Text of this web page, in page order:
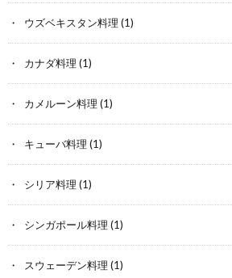
ウズベキスタン料理 (1)
カナダ料理 (1)
カメルーン料理 (1)
キューバ料理 (1)
シリア料理 (1)
シンガポール料理 (1)
スウェーデン料理 (1)